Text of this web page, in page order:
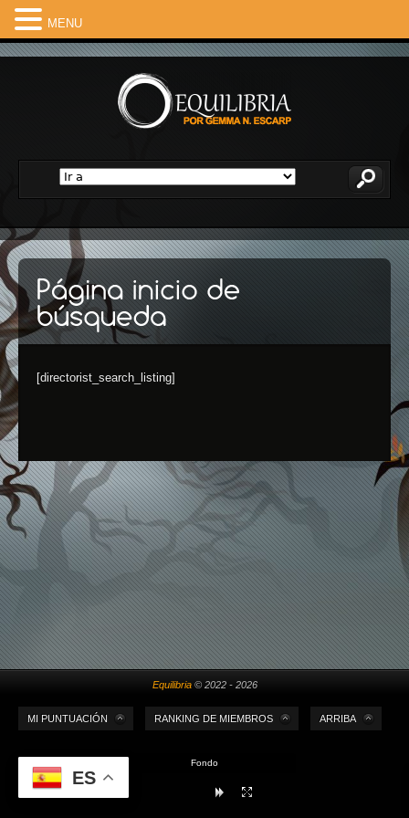
[directorist_search_listing]
Equilibria© 2022 - 2026
MI PUNTUACIÓN RANKING DE MIEMBROS ARRIBA
Fondo
ES
MENU